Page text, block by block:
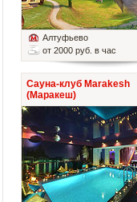
Алтуфьево
от 2000 руб. в час
Сауна-клуб Marakesh
(Маракеш)